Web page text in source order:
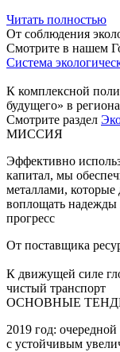
Читать полностью
От соблюдения
Смотрите в нашем
Система
К комплексной
будущего» в
Смотрите раздел
МИССИЯ
Эффективно
капитал, мы
металлами,
воплощать надежды
прогресс
От поставщика
К движущей силе
чистый транспорт
ОСНОВНЫЕ
2019 год:
с устойчивым